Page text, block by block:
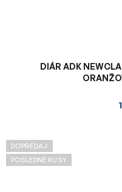
DIÁR ADK
DOPREDAJ
POSLEDNÉ KUSY